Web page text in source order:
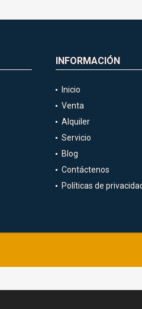
INFORMACIÓN
Inicio
Venta
Alquiler
Servicio
Blog
Contáctenos
Políticas de